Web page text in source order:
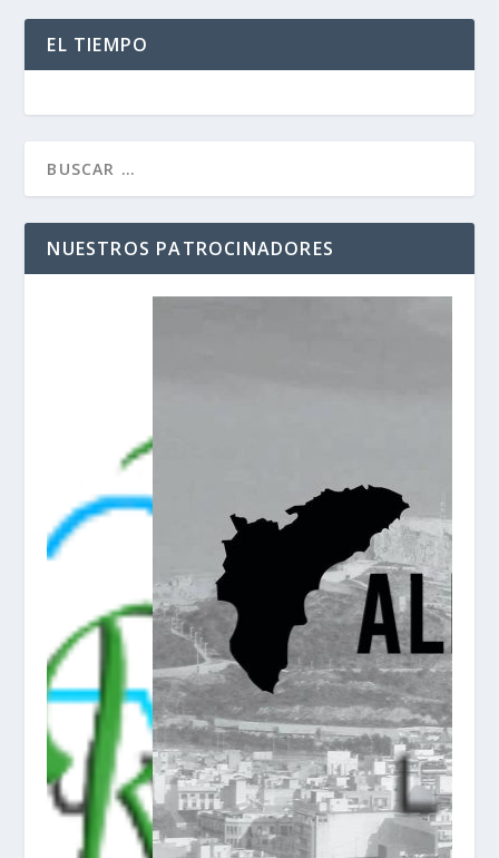
EL TIEMPO
NUESTROS PATROCINADORES